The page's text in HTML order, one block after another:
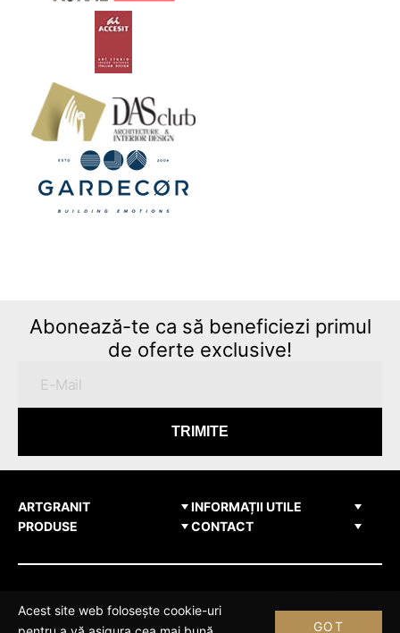
Abonează-te ca să beneficiezi primul
de oferte exclusive!
TRIMITE
ARTGRANIT
PRODUSE
INFORMAȚII UTILE
CONTACT
Elaborarea siteului - ilab.md
Acest site web folosește cookie-uri
GOT